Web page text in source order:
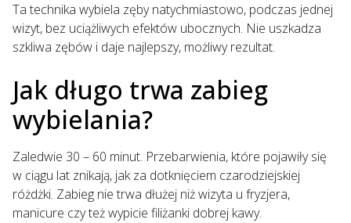
Ta technika wybiela zęby natychmiastowo, podczas jednej
wizyt, bez uciążliwych efektów ubocznych. Nie uszkadza
szkliwa zębów i daje najlepszy, możliwy rezultat.
Jak długo trwa zabieg
wybielania?
Zaledwie 30 – 60 minut. Przebarwienia, które pojawiły się
w ciągu lat znikają, jak za dotknięciem czarodziejskiej
różdżki. Zabieg nie trwa dłużej niż wizyta u fryzjera,
manicure czy też wypicie filiżanki dobrej kawy.